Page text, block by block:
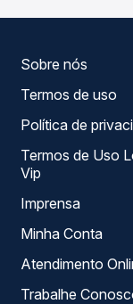
Sobre nós
Termos de uso
Política de
Termos de Uso Louge
Vip
Imprensa
Minha Conta
Trabalhe